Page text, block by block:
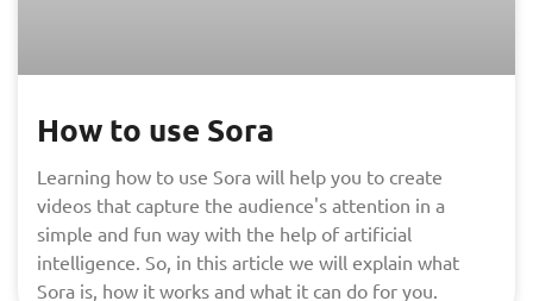
How to use Sora
Learning how to use Sora will help you to create
videos that capture the audience's attention in a
simple and fun way with the help of artificial
intelligence. So, in this article we will explain what
Sora is, how it works and what it can do for you.